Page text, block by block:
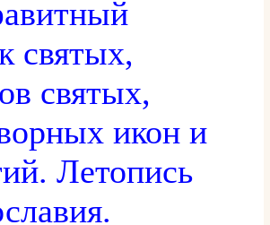
святых,
святых,
икон и
Летопись